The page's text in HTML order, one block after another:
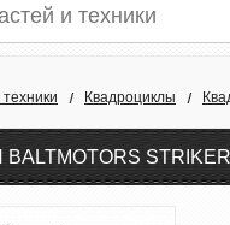
техники Квадроциклы
STRIKER